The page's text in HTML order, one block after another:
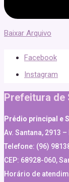
Baixar Arquivo
Facebook
Instagram
Prefeitura de
Prédio principal e
Av. Santana, 2913
Telefone: (96)
CEP: 68928-060,
Horário de